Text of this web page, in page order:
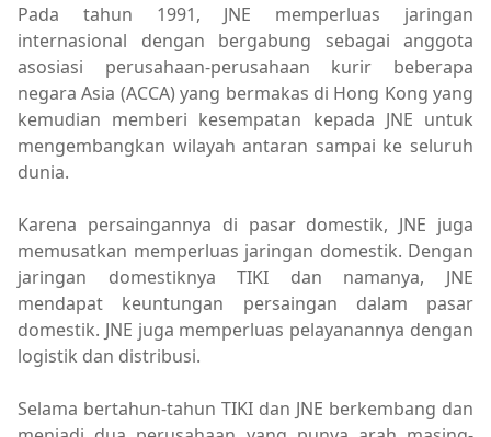
Pada tahun 1991, JNE memperluas jaringan
internasional dengan bergabung sebagai anggota
asosiasi perusahaan-perusahaan kurir beberapa
negara Asia (ACCA) yang bermakas di Hong Kong yang
kemudian memberi kesempatan kepada JNE untuk
mengembangkan wilayah antaran sampai ke seluruh
dunia.
Karena persaingannya di pasar domestik, JNE juga
memusatkan memperluas jaringan domestik. Dengan
jaringan domestiknya TIKI dan namanya, JNE
mendapat keuntungan persaingan dalam pasar
domestik. JNE juga memperluas pelayanannya dengan
logistik dan distribusi.
Selama bertahun-tahun TIKI dan JNE berkembang dan